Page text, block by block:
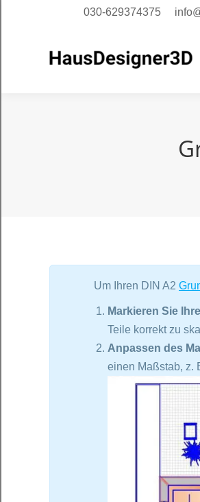
030-629374375
Um Ihren DIN A2
Markieren Sie
Teile korrekt zu
Anpassen des
einen Maßstab, z.